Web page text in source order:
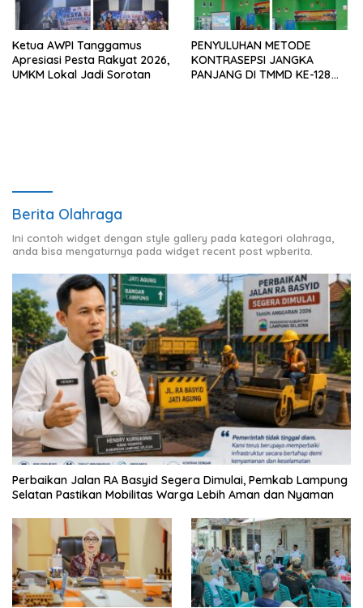
Ketua AWPI Tanggamus
Apresiasi Pesta Rakyat 2026,
UMKM Lokal Jadi Sorotan
PENYULUHAN METODE
KONTRASEPSI JANGKA
PANJANG DI TMMD KE-128
Berita Olahraga
Ini contoh widget dengan style gallery pada kategori olahraga,
anda bisa mengaturnya pada widget recent post wpberita.
Perbaikan Jalan RA Basyid Segera Dimulai, Pemkab Lampung
Selatan Pastikan Mobilitas Warga Lebih Aman dan Nyaman